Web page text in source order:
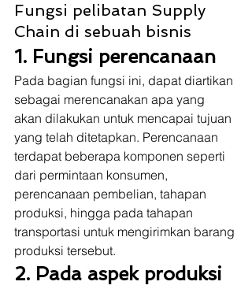
Fungsi pelibatan Supply
Chain di sebuah bisnis
1. Fungsi perencanaan
Pada bagian fungsi ini, dapat diartikan
sebagai merencanakan apa yang
akan dilakukan untuk mencapai tujuan
yang telah ditetapkan. Perencanaan
terdapat beberapa komponen seperti
dari permintaan konsumen,
perencanaan pembelian, tahapan
produksi, hingga pada tahapan
transportasi untuk mengirimkan barang
produksi tersebut.
2. Pada aspek produksi